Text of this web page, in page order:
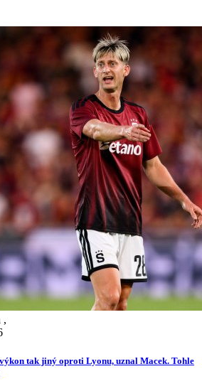
,
tak jiný oproti Lyonu, uznal Macek. Tohle